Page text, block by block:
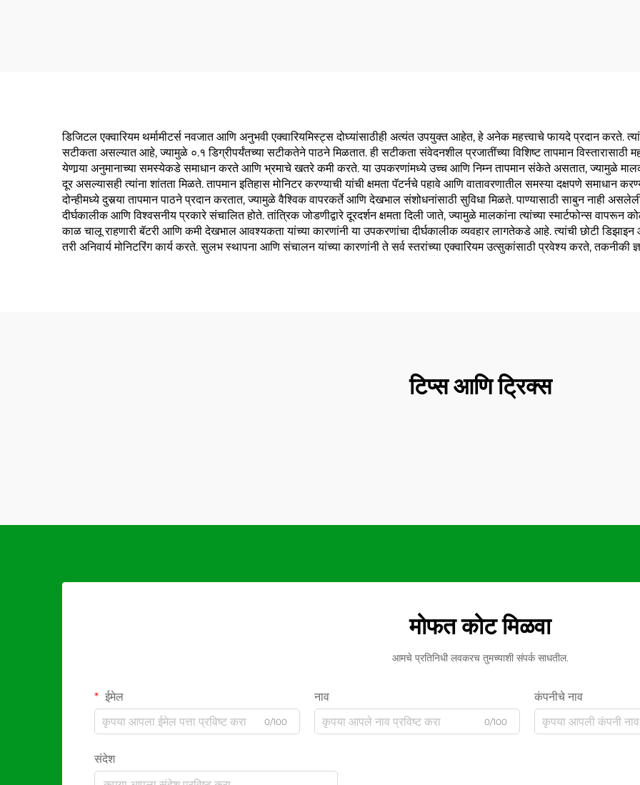
डिजिटल एक्वारियम थर्मामीटर्स नवजात आणि अनुभवी एक्वारियमिस्ट्स दोघ्यांसाठीही अत्यंत उपयुक्त आहेत, हे अनेक महत्त्वाचे फायदे प्रदान करते.
सटीकता असल्यात आहे, ज्यामुळे ०.१ डिग्रीपर्यंतच्या सटीकतेने पाठने मिळतात. ही सटीकता संवेदनशील प्रजातींच्या विशिष्ट तापमान विस्तारासाठी
येणार्‍या अनुमानाच्या समस्येकडे समाधान करते आणि भ्रमाचे खतरे कमी करते. या उपकरणांमध्ये उच्च आणि निम्न तापमान संकेते असतात, ज्यामुळे
दूर असल्यासही त्यांना शांतता मिळते. तापमान इतिहास मोनिटर करण्याची यांची क्षमता पॅटर्नचे पहावे आणि वातावरणातील समस्या दक्षपणे
दोन्हीमध्ये दुसर्‍या तापमान पाठने प्रदान करतात, ज्यामुळे वैश्विक वापरकर्ते आणि देखभाल संशोधनांसाठी सुविधा मिळते. पाण्यासाठी साबुन नाही
दीर्घकालीक आणि विश्वसनीय प्रकारे संचालित होते. तांत्रिक जोडणीद्वारे दूरदर्शन क्षमता दिली जाते, ज्यामुळे मालकांना त्यांच्या स्मार्टफोन्स वापरून
काळ चालू राहणारी बॅटरी आणि कमी देखभाल आवश्यकता यांच्या कारणांनी या उपकरणांचा दीर्घकालीक व्यवहार लागतेकडे आहे. त्यांची छोटी
तरी अनिवार्य मोनिटरिंग कार्य करते. सुलभ स्थापना आणि संचालन यांच्या कारणांनी ते सर्व स्तरांच्या एक्वारियम उत्सुकांसाठी प्रवेश्य करते, तकनीकी
टिप्स आणि ट्रिक्स
मोफत कोट मिळवा
आमचे प्रतिनिधी लवकरच तुमच्याशी संपर्क साधतील.
ईमेल
0/100
नाव
0/100
कंपनीचे नाव
संदेश